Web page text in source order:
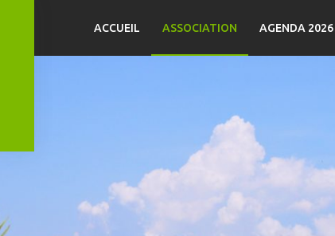
ACCUEIL ASSOCIATION AGENDA 2026